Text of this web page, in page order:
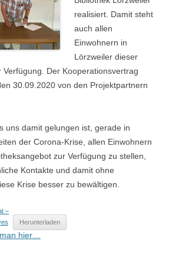
realisiert. Damit steht
auch allen
Einwohnern in
Lörzweiler dieser
Der Kooperationsvertrag
30.09.2020 von den Projektpartnern
uns damit gelungen ist, gerade in
der Corona-Krise, allen Einwohnern
zur Verfügung zu stellen,
Kontakte und damit ohne
Krise besser zu bewältigen.
–
Herunterladen
hier…